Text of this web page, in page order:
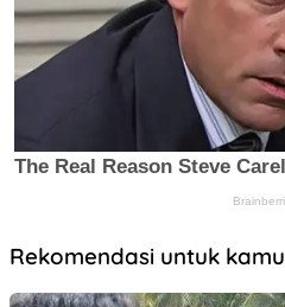
Rekomendasi untuk kamu